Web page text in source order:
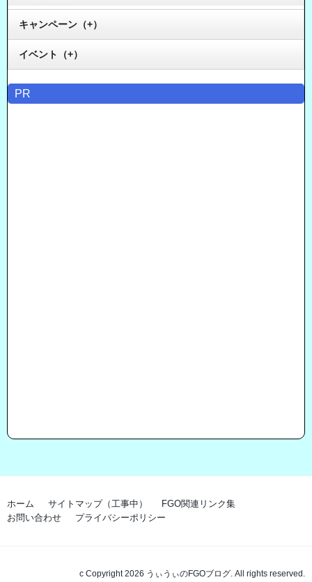
キャンペーン（+）
イベント（+）
PR
ホーム サイトマップ（工事中）
FGO関連リンク集
お問い合わせ
プライバシーポリシー
c Copyright 2026 うぃうぃのFGOブログ. All rights reserved.